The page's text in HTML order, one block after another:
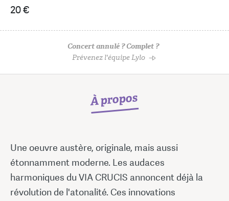
20 €
Concert annulé ? Complet ?
Prévenez l'équipe Lylo
À propos
Une oeuvre austère, originale, mais aussi
étonnamment moderne. Les audaces
harmoniques du VIA CRUCIS annoncent déjà la
révolution de l'atonalité. Ces innovations